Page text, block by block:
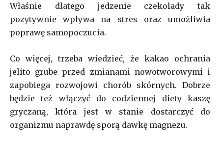
Właśnie dlatego jedzenie czekolady tak
pozytywnie wpływa na stres oraz umożliwia
poprawę samopoczucia.
Co więcej, trzeba wiedzieć, że kakao ochrania
jelito grube przed zmianami nowotworowymi i
zapobiega rozwojowi chorób skórnych. Dobrze
będzie też włączyć do codziennej diety kaszę
gryczaną, która jest w stanie dostarczyć do
organizmu naprawdę sporą dawkę magnezu.